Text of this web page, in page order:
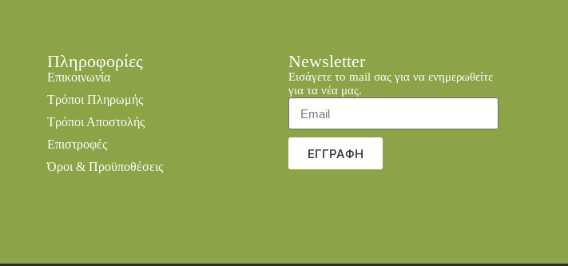
Πληροφορίες
Επικοινωνία
Τρόποι Πληρωμής
Τρόποι Αποστολής
Επιστροφές
Όροι & Προϋποθέσεις
Newsletter
Εισάγετε το mail σας για να ενημερωθείτε
για τα νέα μας.
ΕΓΓΡΑΦΗ